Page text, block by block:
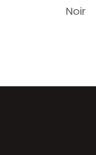
Noir